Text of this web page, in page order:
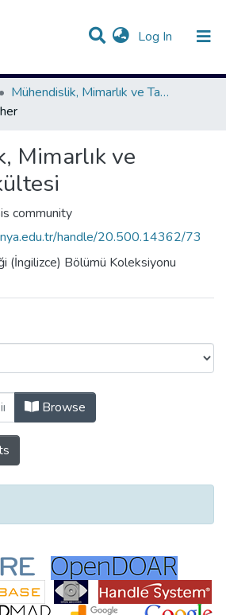
Log In (current)
& Collections
All of DSpace
Mühendislik, Mimarlık ve Tasarım Fakültesi
Mimarlık ve
community
handle/20.500.14362/73
(İngilizce) Bölümü Koleksiyonu
Mimarlık ve
Browse